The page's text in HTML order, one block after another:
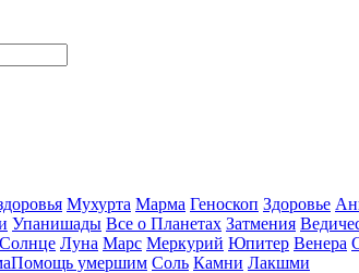
Мухурта Марма Геноскоп Здоровье
Упанишады Все о Планетах Затмения
Солнце Луна Марс Меркурий Юпитер Венера
Помощь умершим Соль Камни Лакшми